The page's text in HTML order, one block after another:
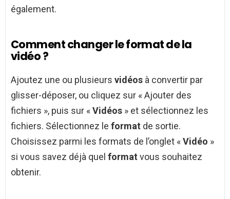
également.
Comment changer le format de la
vidéo ?
Ajoutez une ou plusieurs vidéos à convertir par
glisser-déposer, ou cliquez sur « Ajouter des
fichiers », puis sur «Vidéos » et sélectionnez les
fichiers. Sélectionnez le format de sortie.
Choisissez parmi les formats de l’onglet «Vidéo »
si vous savez déjà quel format vous souhaitez
obtenir.